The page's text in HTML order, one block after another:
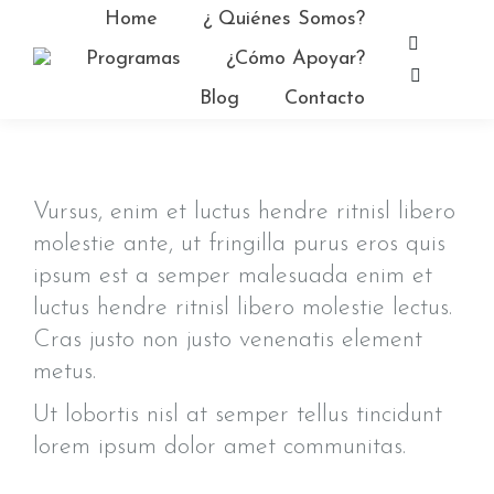
Home
¿ Quiénes Somos?
Programas
¿Cómo Apoyar?
Blog
Contacto
page
window
new
window
Vursus, enim et luctus hendre ritnisl libero
molestie ante, ut fringilla purus eros quis
ipsum est a semper malesuada enim et
luctus hendre ritnisl libero molestie lectus.
Cras justo non justo venenatis element
metus.
Ut lobortis nisl at semper tellus tincidunt
lorem ipsum dolor amet communitas.